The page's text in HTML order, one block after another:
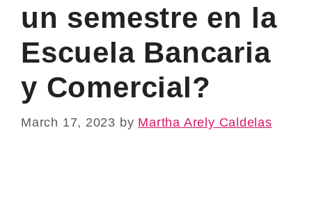
un semestre en la
Escuela Bancaria
y Comercial?
March 17, 2023 by Martha Arely Caldelas